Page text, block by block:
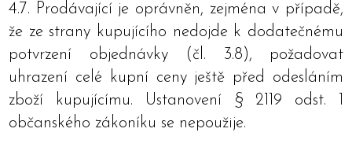
4.7. Prodávající je oprávněn, zejména v případě,
že ze strany kupujícího nedojde k dodatečnému
potvrzení objednávky (čl. 3.8), požadovat
uhrazení celé kupní ceny ještě před odesláním
zboží kupujícímu. Ustanovení § 2119 odst. 1
občanského zákoníku se nepoužije.